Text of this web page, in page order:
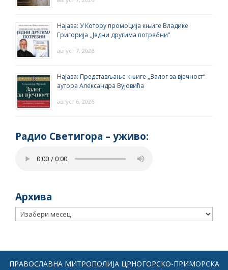
Најава: У Котору промоција књиге Владике
Григорија ,,Једни другима потребни”
август 7, 2026
Најава: Представљање књиге „Залог за вјечност“
аутора Александра Вујовића
август 6, 2026
Радио Светигора – yживо:
Архива
Архива
ПРАВОСЛАВНА МИТРОПОЛИЈА ЦРНОГОРСКО-ПРИМОРСКА